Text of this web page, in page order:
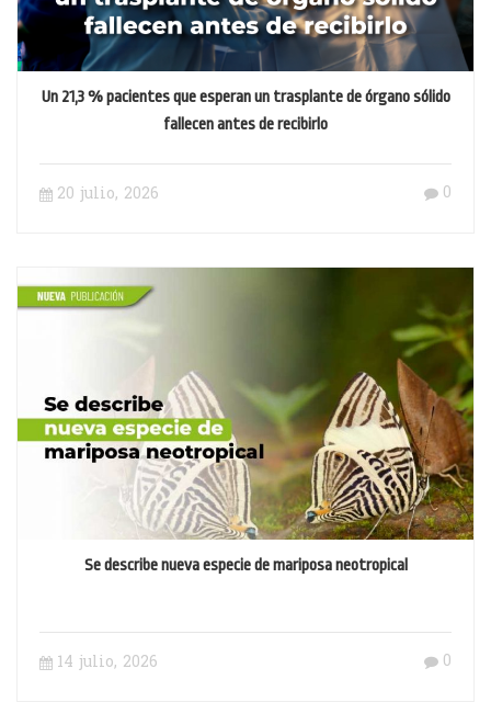
Un 21,3 % pacientes que esperan un trasplante de órgano sólido
fallecen antes de recibirlo
20 julio, 2026 0
Se describe nueva especie de mariposa neotropical
14 julio, 2026 0